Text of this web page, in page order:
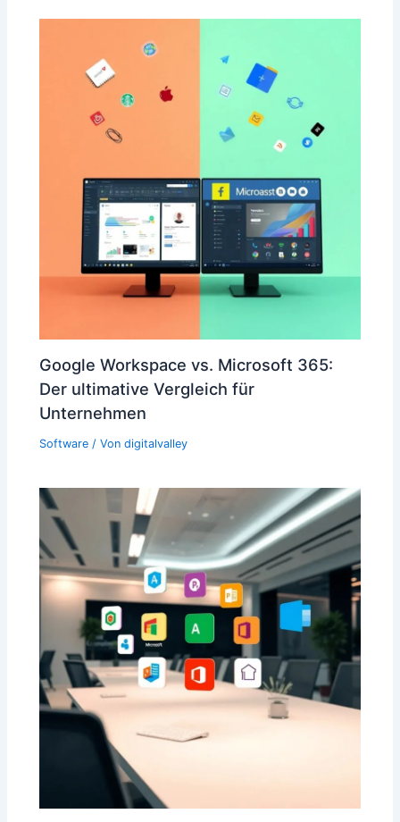
Google Workspace vs. Microsoft 365:
Der ultimative Vergleich für
Unternehmen
Software / Vondigitalvalley